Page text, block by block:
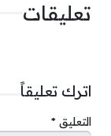
تعليقات
اترك تعليقاً
التعليق *